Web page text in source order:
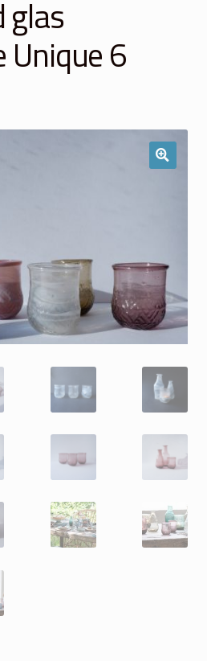
glas
Unique 6